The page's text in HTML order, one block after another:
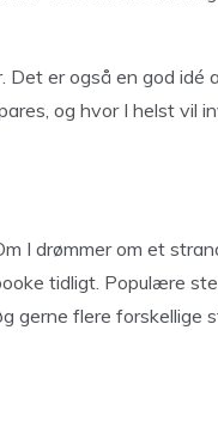
er også en god idé
og hvor I helst vil
I drømmer om et
tidligt. Populære
gerne flere forskellige